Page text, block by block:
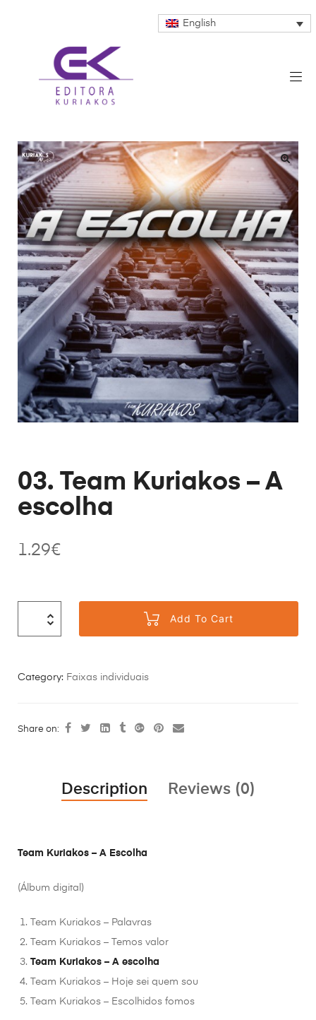
English
03. Team Kuriakos – A
escolha
1.29€
Add To Cart
Category: Faixas individuais
Share on:
Description Reviews (0)
Team Kuriakos – A Escolha
(Álbum digital)
Team Kuriakos – Palavras
Team Kuriakos – Temos valor
Team Kuriakos – A escolha
Team Kuriakos – Hoje sei quem sou
Team Kuriakos – Escolhidos fomos